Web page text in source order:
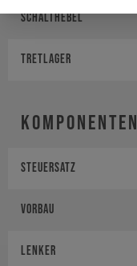
Schalthebel
TRETLAGER
Komponenten
Steuersatz
Vorbau
Lenker